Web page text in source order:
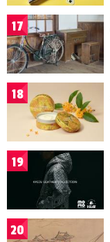
17
18
19
20